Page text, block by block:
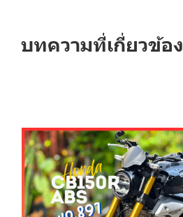
บทความที่เกี่ยวข้อง